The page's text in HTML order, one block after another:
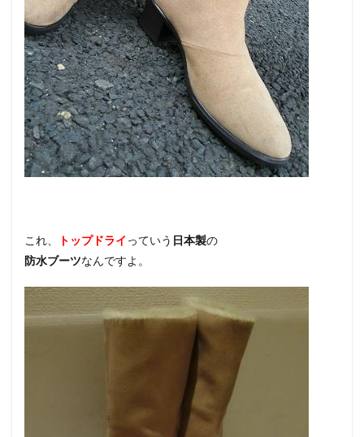
これ、 トップドライ っていう 日本製の
防水ブーツなんですよ。